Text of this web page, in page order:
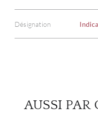
Désignation
AUSSI PAR